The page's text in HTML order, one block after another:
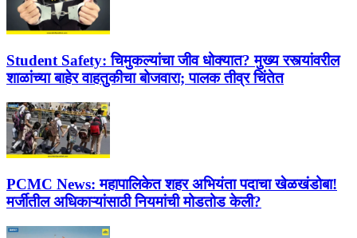
Student Safety: चिमुकल्यांचा जीव धोक्यात? मुख्य रस्त्यांवरील
शाळांच्या बाहेर वाहतुकीचा बोजवारा; पालक तीव्र चिंतेत
PCMC News: महापालिकेत शहर अभियंता पदाचा खेळखंडोबा!
मर्जीतील अधिकाऱ्यांसाठी नियमांची मोडतोड केली?